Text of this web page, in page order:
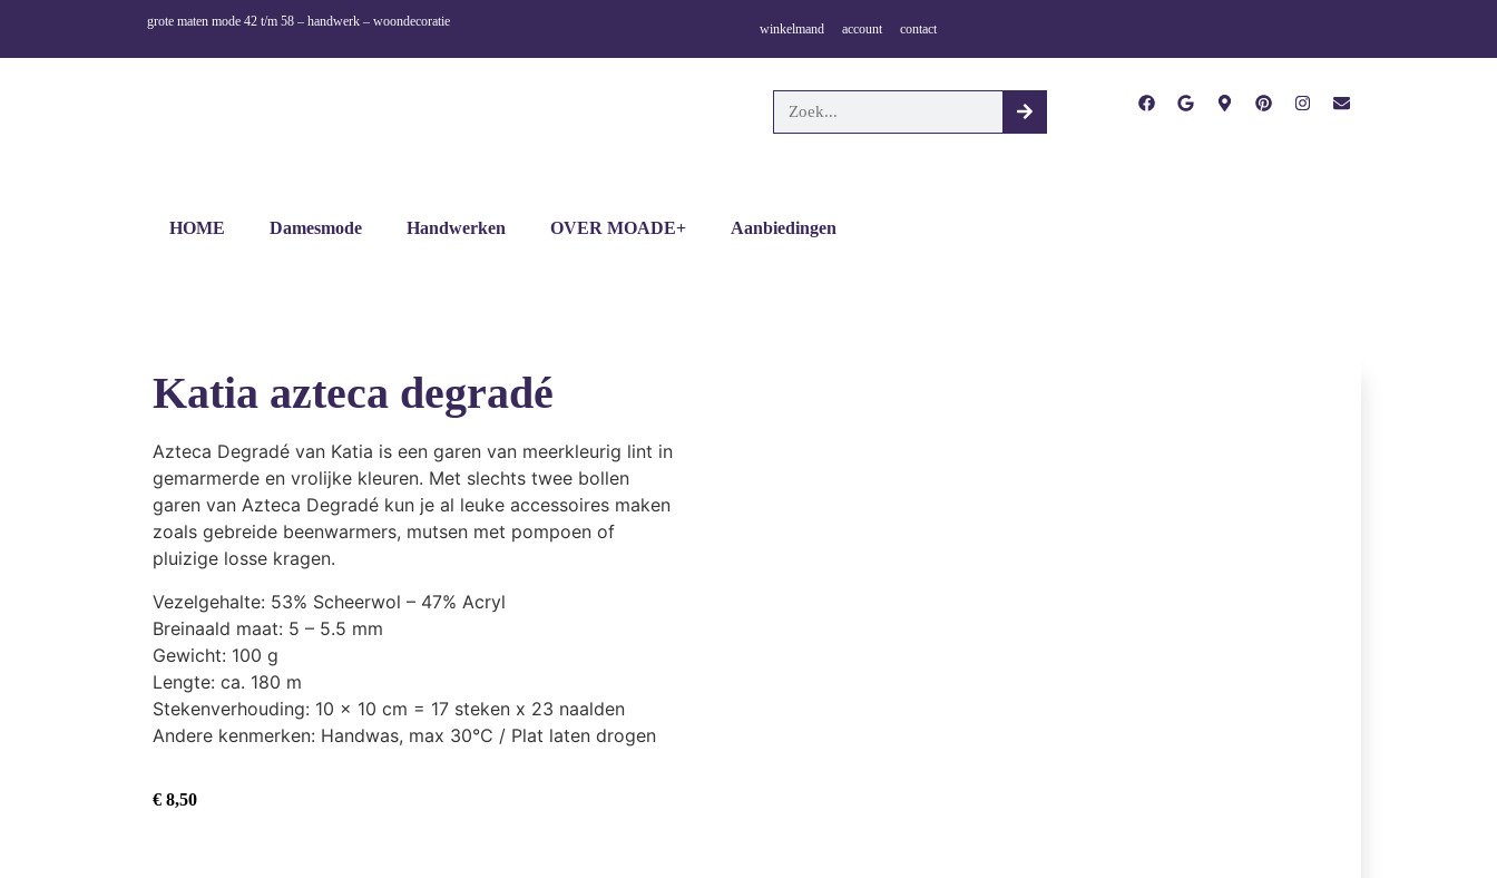
grote maten mode 42 t/m 58 – handwerk – woondecoratie
winkelmand account contact
HOME Damesmode Handwerken OVER MOADE+ Aanbiedingen
Katia azteca degradé
Azteca Degradé van Katia is een garen van meerkleurig lint in
gemarmerde en vrolijke kleuren. Met slechts twee bollen
garen van Azteca Degradé kun je al leuke accessoires maken
zoals gebreide beenwarmers, mutsen met pompoen of
pluizige losse kragen.
Vezelgehalte: 53% Scheerwol – 47% Acryl
Breinaald maat: 5 – 5.5 mm
Gewicht: 100 g
Lengte: ca. 180 m
Stekenverhouding: 10 x 10 cm = 17 steken x 23 naalden
Andere kenmerken: Handwas, max 30°C / Plat laten drogen
€ 8,50